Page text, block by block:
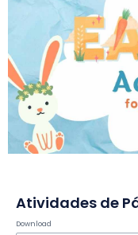
Download